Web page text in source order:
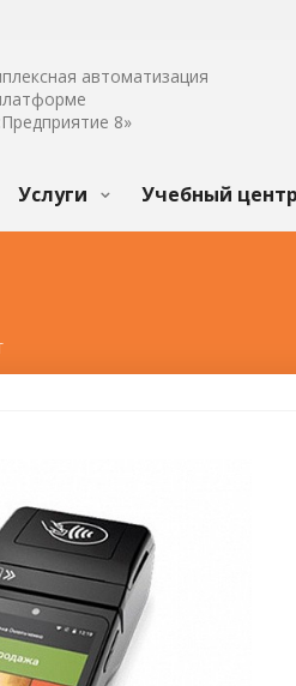
автоматизация
8»
Услуги Учебный центр